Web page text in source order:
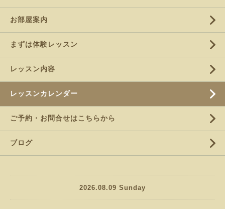
お部屋案内
まずは体験レッスン
レッスン内容
レッスンカレンダー
ご予約・お問合せはこちらから
ブログ
2026.08.09 Sunday